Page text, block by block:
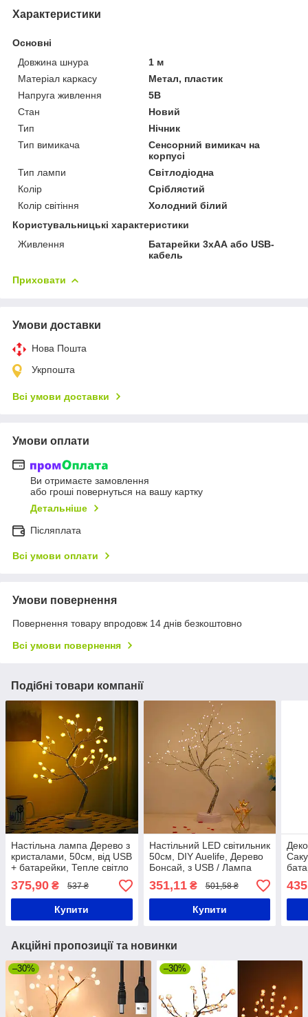
Характеристики
Основні
Довжина шнура
1 м
Матеріал каркасу
Метал, пластик
Напруга живлення
5В
Стан
Новий
Тип
Нічник
Тип вимикача
Сенсорний вимикач на
корпусі
Тип лампи
Світлодіодна
Колір
Сріблястий
Колір світіння
Холодний білий
Користувальницькі характеристики
Живлення
Батарейки 3хАА або USB-
кабель
Приховати
Умови доставки
Нова Пошта
Укрпошта
Всі умови доставки
Умови оплати
Ви отримаєте замовлення
або гроші повернуться на вашу картку
Детальніше
Післяплата
Всі умови оплати
Умови повернення
Повернення товару впродовж 14 днів безкоштовно
Всі умови повернення
Подібні товари компанії
Настільна лампа Дерево з
кристалами, 50см, від USB
+ батарейки, Тепле світло
/ Декоративний світильник
дерево
375,90 ₴ 537 ₴
Купити
Настільний LED світильник
50см, DIY Auelife, Дерево
Бонсай, з USB / Лампа
батарейках
351,11₴ 501,58 ₴
Купити
435
Акційні пропозиції та новинки
–30% –30%